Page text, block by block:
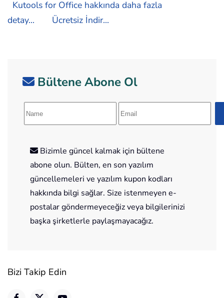
Kutools for Office hakkında daha fazla
detay...
Ücretsiz İndir...
Bültene Abone Ol
Bizimle güncel kalmak için bültene
abone olun. Bülten, en son yazılım
güncellemeleri ve yazılım kupon kodları
hakkında bilgi sağlar. Size istenmeyen e-
postalar göndermeyeceğiz veya bilgilerinizi
başka şirketlerle paylaşmayacağız.
Bizi Takip Edin